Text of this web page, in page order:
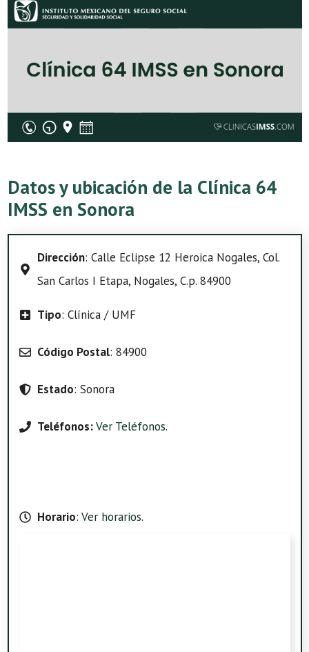
Datos y ubicación de la Clínica 64
IMSS en Sonora
Dirección: Calle Eclipse 12 Heroica Nogales, Col.
San Carlos I Etapa, Nogales, C.p. 84900
Tipo: Clínica / UMF
Código Postal: 84900
Estado: Sonora
Teléfonos:Ver Teléfonos.
Horario: Ver horarios.